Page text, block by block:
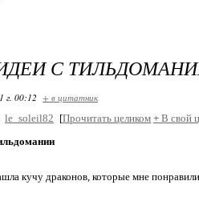
С
г. 00:12 + в цитатник
le_soleil82 [Прочитать целиком + В свой
кучу драконов, которые мне